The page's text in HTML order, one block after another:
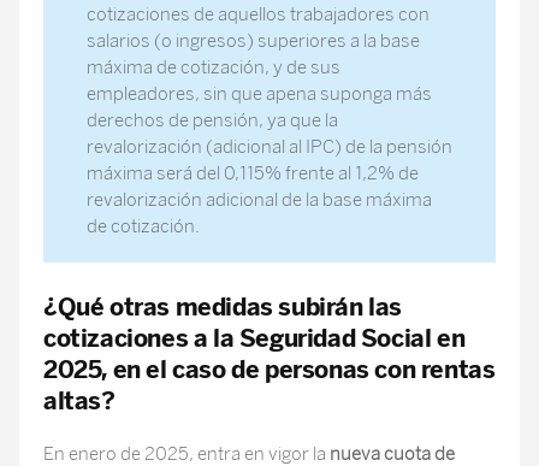
cotizaciones de aquellos trabajadores con
salarios (o ingresos) superiores a la base
máxima de cotización, y de sus
empleadores, sin que apena suponga más
derechos de pensión, ya que la
revalorización (adicional al IPC) de la pensión
máxima será del 0,115% frente al 1,2% de
revalorización adicional de la base máxima
de cotización.
¿Qué otras medidas subirán las
cotizaciones a la Seguridad Social en
2025, en el caso de personas con rentas
altas?
En enero de 2025, entra en vigor la nueva cuota de